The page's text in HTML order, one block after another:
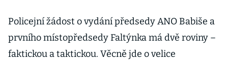
Policejní žádost o vydání předsedy ANO Babiše a
prvního místopředsedy Faltýnka má dvě roviny –
faktickou a taktickou. Věcně jde o velice